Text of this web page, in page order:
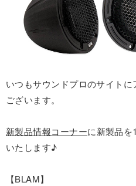
いつもサウンドプロのサイト
ございます。
新製品情報コーナーに新製品を
いたします♪
【BLAM】